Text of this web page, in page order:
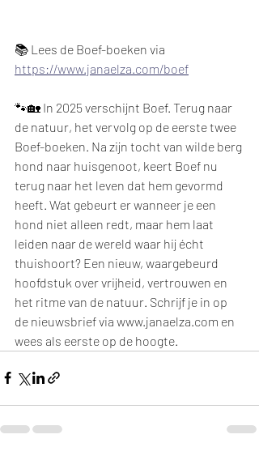
📚 Lees de Boef-boeken via
https://www.janaelza.com/boef
🐾🏡 In 2025 verschijnt Boef. Terug naar
de natuur, het vervolg op de eerste twee
Boef-boeken. Na zijn tocht van wilde berg
hond naar huisgenoot, keert Boef nu
terug naar het leven dat hem gevormd
heeft. Wat gebeurt er wanneer je een
hond niet alleen redt, maar hem laat
leiden naar de wereld waar hij écht
thuishoort? Een nieuw, waargebeurd
hoofdstuk over vrijheid, vertrouwen en
het ritme van de natuur. Schrijf je in op
de nieuwsbrief via www.janaelza.com en
wees als eerste op de hoogte.